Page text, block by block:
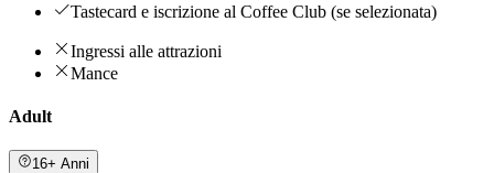
Tastecard e iscrizione al Coffee Club (se selezionata)
Ingressi alle attrazioni
Mance
Adult
16+ Anni